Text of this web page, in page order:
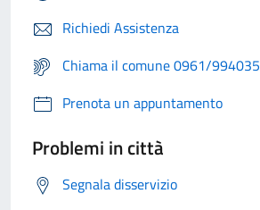
Richiedi Assistenza
Chiama il comune 0961/994035
Prenota un appuntamento
Problemi in città
Segnala disservizio